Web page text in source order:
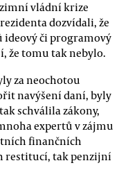
vládní krize
dozvídali, že
či programový
že tomu tak nebylo.
za neochotou
navýšení daní, byly
schválila zákony,
expertů v zájmu
finančních
restitucí, tak penzijní